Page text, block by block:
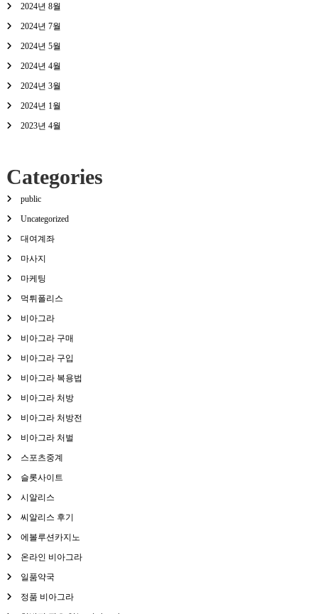
2024년 8월
2024년 7월
2024년 5월
2024년 4월
2024년 3월
2024년 1월
2023년 4월
Categories
public
Uncategorized
대여계좌
마사지
마케팅
먹튀폴리스
비아그라
비아그라 구매
비아그라 구입
비아그라 복용법
비아그라 처방
비아그라 처방전
비아그라 처벌
스포츠중계
슬롯사이트
시알리스
씨알리스 후기
에볼루션카지노
온라인 비아그라
일품약국
정품 비아그라